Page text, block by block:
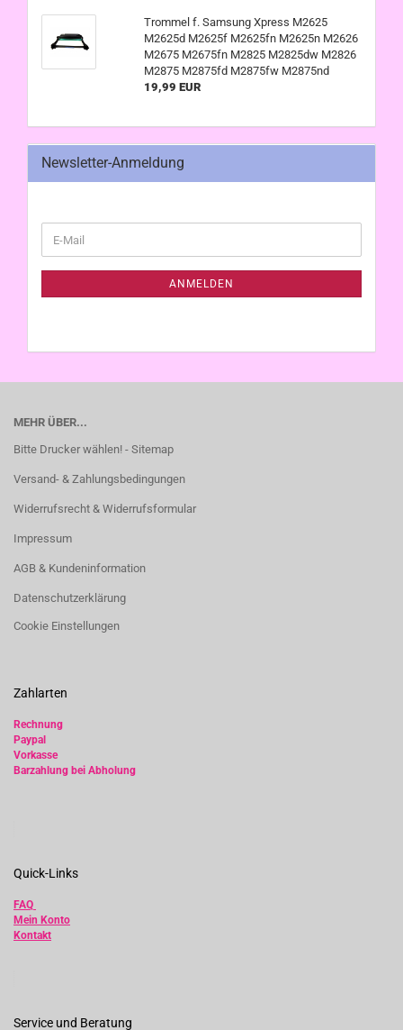
Trommel f. Samsung Xpress M2625
M2625d M2625f M2625fn M2625n M2626
M2675 M2675fn M2825 M2825dw M2826
M2875 M2875fd M2875fw M2875nd
19,99 EUR
Newsletter-Anmeldung
ZUR
E-
Mail
ANMELDEN
MEHR ÜBER...
Bitte Drucker wählen! - Sitemap
Versand- & Zahlungsbedingungen
Widerrufsrecht & Widerrufsformular
Impressum
AGB & Kundeninformation
Datenschutzerklärung
Cookie Einstellungen
Zahlarten
Rechnung
Paypal
Vorkasse
Barzahlung bei Abholung
Quick-Links
FAQ
Mein Konto
Kontakt
Service und Beratung